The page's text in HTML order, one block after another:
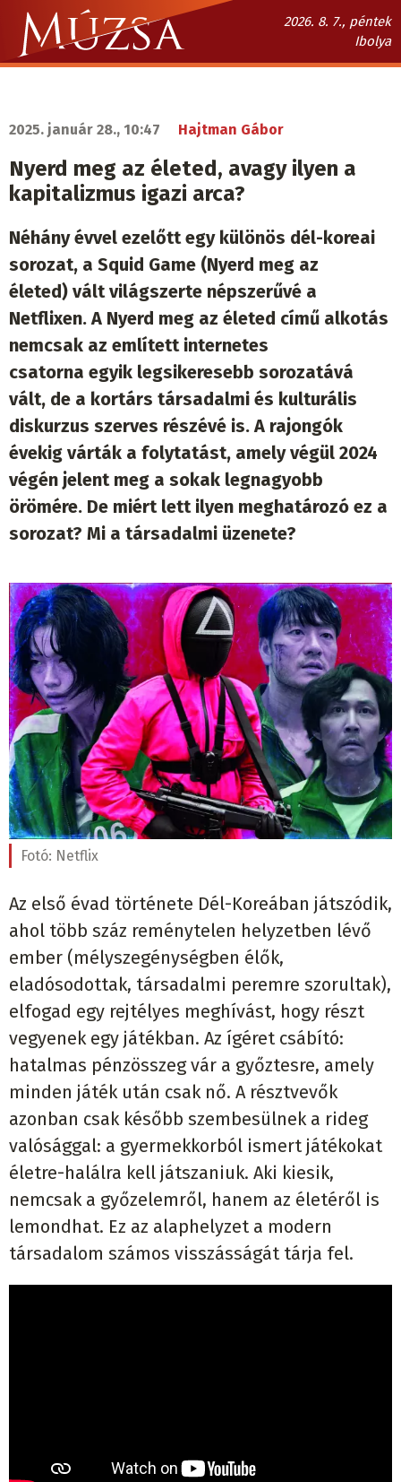
Ugrás
tartalomra
2026. 8. 7., péntek
Ibolya
Múzsa.sk
navigáció
2025. január 28., 10:47 Hajtman Gábor
Nyerd meg az életed, avagy ilyen a
kapitalizmus igazi arca?
Néhány évvel ezelőtt egy különös dél-koreai
sorozat, a Squid Game (Nyerd meg az
életed) vált világszerte népszerűvé a
Netflixen. A Nyerd meg az életed című alkotás
nemcsak az említett internetes
csatorna egyik legsikeresebb sorozatává
vált, de a kortárs társadalmi és kulturális
diskurzus szerves részévé is. A rajongók
évekig várták a folytatást, amely végül 2024
végén jelent meg a sokak legnagyobb
örömére. De miért lett ilyen meghatározó ez a
sorozat? Mi a társadalmi üzenete?
Fotó: Netflix
Az első évad története Dél-Koreában játszódik,
ahol több száz reménytelen helyzetben lévő
ember (mélyszegénységben élők,
eladósodottak, társadalmi peremre szorultak),
elfogad egy rejtélyes meghívást, hogy részt
vegyenek egy játékban. Az ígéret csábító:
hatalmas pénzösszeg vár a győztesre, amely
minden játék után csak nő. A résztvevők
azonban csak később szembesülnek a rideg
valósággal: a gyermekkorból ismert játékokat
életre-halálra kell játszaniuk. Aki kiesik,
nemcsak a győzelemről, hanem az életéről is
lemondhat. Ez az alaphelyzet a modern
társadalom számos visszásságát tárja fel.